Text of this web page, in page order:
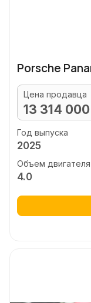
Porsche
Цена продавца
13 314
Год выпуска
2025
Объем
4.0